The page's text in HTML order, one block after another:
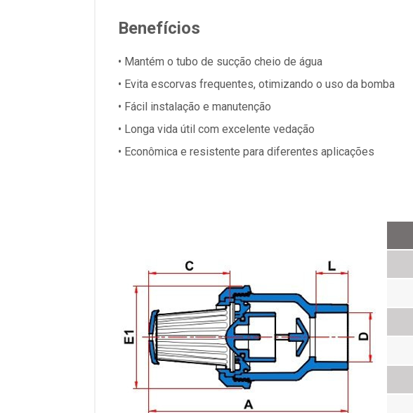
Benefícios
• Mantém o tubo de sucção cheio de água
• Evita escorvas frequentes, otimizando o uso da bomba
• Fácil instalação e manutenção
• Longa vida útil com excelente vedação
• Econômica e resistente para diferentes aplicações